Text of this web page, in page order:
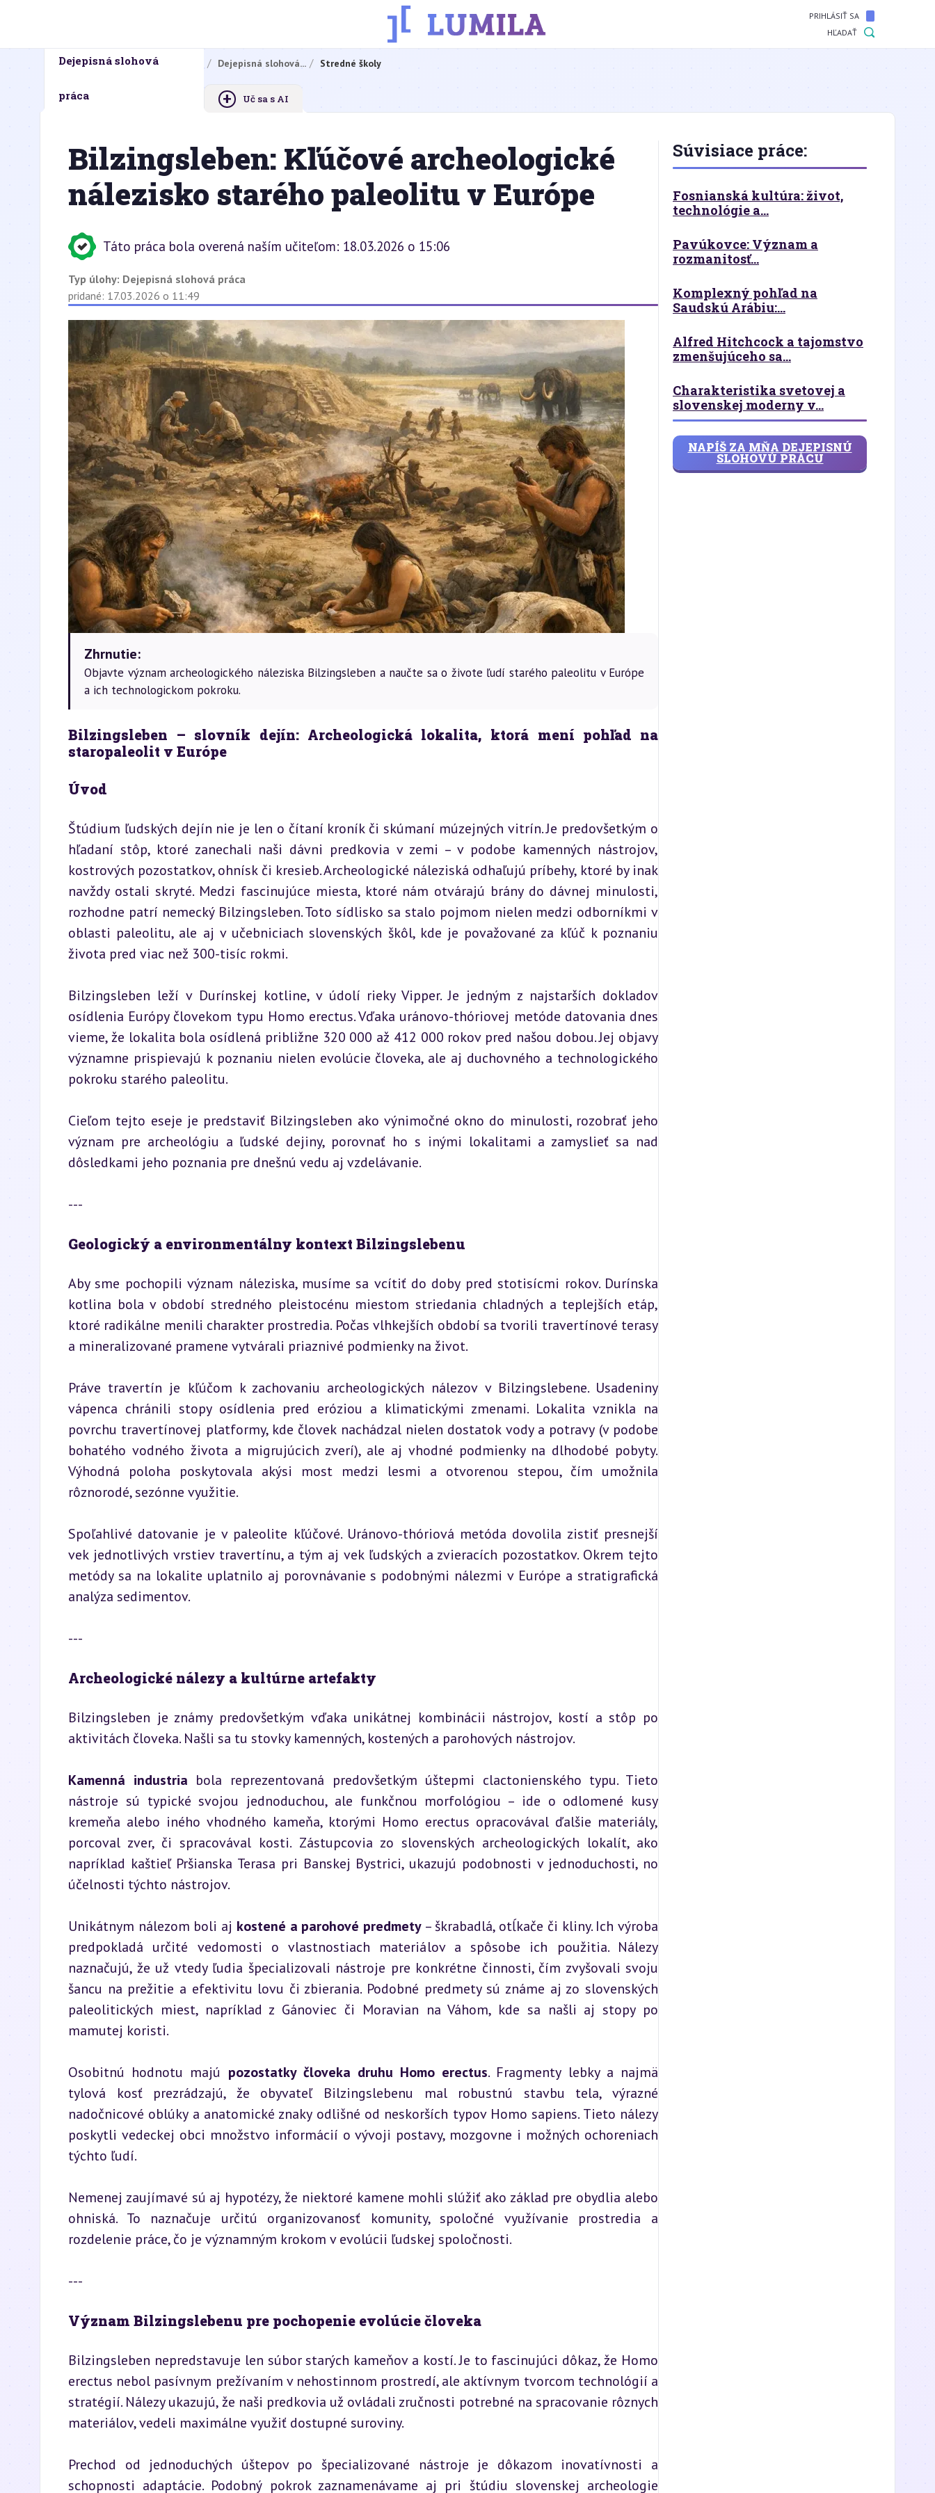
PRIHLÁSIŤ SA
HĽADAŤ
Domovská stránka Domáce úlohy Dejepisná slohová... Stredné školy
Dejepisná slohová
práca + Uč sa s AI
Bilzingsleben: Kľúčové archeologické
nálezisko starého paleolitu v Európe
Táto práca bola overená naším učiteľom: 18.03.2026 o 15:06
Typ úlohy: Dejepisná slohová práca
pridané: 17.03.2026 o 11:49
Zhrnutie:
Objavte význam archeologického náleziska Bilzingsleben a naučte sa o živote ľudí starého paleolitu v Európe
a ich technologickom pokroku.
Bilzingsleben – slovník dejín: Archeologická lokalita, ktorá mení pohľad na
staropaleolit v Európe
Úvod
Štúdium ľudských dejín nie je len o čítaní kroník či skúmaní múzejných vitrín. Je predovšetkým o
hľadaní stôp, ktoré zanechali naši dávni predkovia v zemi – v podobe kamenných nástrojov,
kostrových pozostatkov, ohnísk či kresieb. Archeologické náleziská odhaľujú príbehy, ktoré by inak
navždy ostali skryté. Medzi fascinujúce miesta, ktoré nám otvárajú brány do dávnej minulosti,
rozhodne patrí nemecký Bilzingsleben. Toto sídlisko sa stalo pojmom nielen medzi odborníkmi v
oblasti paleolitu, ale aj v učebniciach slovenských škôl, kde je považované za kľúč k poznaniu
života pred viac než 300-tisíc rokmi.
Bilzingsleben leží v Durínskej kotline, v údolí rieky Vipper. Je jedným z najstarších dokladov
osídlenia Európy človekom typu Homo erectus. Vďaka uránovo-thóriovej metóde datovania dnes
vieme, že lokalita bola osídlená približne 320 000 až 412 000 rokov pred našou dobou. Jej objavy
významne prispievajú k poznaniu nielen evolúcie človeka, ale aj duchovného a technologického
pokroku starého paleolitu.
Cieľom tejto eseje je predstaviť Bilzingsleben ako výnimočné okno do minulosti, rozobrať jeho
význam pre archeológiu a ľudské dejiny, porovnať ho s inými lokalitami a zamyslieť sa nad
dôsledkami jeho poznania pre dnešnú vedu aj vzdelávanie.
---
Geologický a environmentálny kontext Bilzingslebenu
Aby sme pochopili význam náleziska, musíme sa vcítiť do doby pred stotisícmi rokov. Durínska
kotlina bola v období stredného pleistocénu miestom striedania chladných a teplejších etáp,
ktoré radikálne menili charakter prostredia. Počas vlhkejších období sa tvorili travertínové terasy
a mineralizované pramene vytvárali priaznivé podmienky na život.
Práve travertín je kľúčom k zachovaniu archeologických nálezov v Bilzingslebene. Usadeniny
vápenca chránili stopy osídlenia pred eróziou a klimatickými zmenami. Lokalita vznikla na
povrchu travertínovej platformy, kde človek nachádzal nielen dostatok vody a potravy (v podobe
bohatého vodného života a migrujúcich zverí), ale aj vhodné podmienky na dlhodobé pobyty.
Výhodná poloha poskytovala akýsi most medzi lesmi a otvorenou stepou, čím umožnila
rôznorodé, sezónne využitie.
Spoľahlivé datovanie je v paleolite kľúčové. Uránovo-thóriová metóda dovolila zistiť presnejší
vek jednotlivých vrstiev travertínu, a tým aj vek ľudských a zvieracích pozostatkov. Okrem tejto
metódy sa na lokalite uplatnilo aj porovnávanie s podobnými nálezmi v Európe a stratigrafická
analýza sedimentov.
---
Archeologické nálezy a kultúrne artefakty
Bilzingsleben je známy predovšetkým vďaka unikátnej kombinácii nástrojov, kostí a stôp po
aktivitách človeka. Našli sa tu stovky kamenných, kostených a parohových nástrojov.
Kamenná industria bola reprezentovaná predovšetkým úštepmi clactonienského typu. Tieto
nástroje sú typické svojou jednoduchou, ale funkčnou morfológiou – ide o odlomené kusy
kremeňa alebo iného vhodného kameňa, ktorými Homo erectus opracovával ďalšie materiály,
porcoval zver, či spracovával kosti. Zástupcovia zo slovenských archeologických lokalít, ako
napríklad kaštieľ Pršianska Terasa pri Banskej Bystrici, ukazujú podobnosti v jednoduchosti, no
účelnosti týchto nástrojov.
Unikátnym nálezom boli aj kostené a parohové predmety – škrabadlá, otĺkače či kliny. Ich výroba
predpokladá určité vedomosti o vlastnostiach materiálov a spôsobe ich použitia. Nálezy
naznačujú, že už vtedy ľudia špecializovali nástroje pre konkrétne činnosti, čím zvyšovali svoju
šancu na prežitie a efektivitu lovu či zbierania. Podobné predmety sú známe aj zo slovenských
paleolitických miest, napríklad z Gánoviec či Moravian na Váhom, kde sa našli aj stopy po
mamutej koristi.
Osobitnú hodnotu majú pozostatky človeka druhu Homo erectus. Fragmenty lebky a najmä
tylová kosť prezrádzajú, že obyvateľ Bilzingslebenu mal robustnú stavbu tela, výrazné
nadočnicové oblúky a anatomické znaky odlišné od neskorších typov Homo sapiens. Tieto nálezy
poskytli vedeckej obci množstvo informácií o vývoji postavy, mozgovne i možných ochoreniach
týchto ľudí.
Nemenej zaujímavé sú aj hypotézy, že niektoré kamene mohli slúžiť ako základ pre obydlia alebo
ohniská. To naznačuje určitú organizovanosť komunity, spoločné využívanie prostredia a
rozdelenie práce, čo je významným krokom v evolúcii ľudskej spoločnosti.
---
Význam Bilzingslebenu pre pochopenie evolúcie človeka
Bilzingsleben nepredstavuje len súbor starých kameňov a kostí. Je to fascinujúci dôkaz, že Homo
erectus nebol pasívnym prežívaním v nehostinnom prostredí, ale aktívnym tvorcom technológií a
stratégií. Nálezy ukazujú, že naši predkovia už ovládali zručnosti potrebné na spracovanie rôznych
materiálov, vedeli maximálne využiť dostupné suroviny.
Prechod od jednoduchých úštepov po špecializované nástroje je dôkazom inovatívnosti a
schopnosti adaptácie. Podobný pokrok zaznamenávame aj pri štúdiu slovenskej archeologie
Súvisiace práce:
Fosnianská kultúra: život,
technológie a...
Pavúkovce: Význam a
rozmanitosť...
Komplexný pohľad na
Saudskú Arábiu:...
Alfred Hitchcock a tajomstvo
zmenšujúceho sa...
Charakteristika svetovej a
slovenskej moderny v...
NAPÍŠ ZA MŇA DEJEPISNÚ
SLOHOVÚ PRÁCU